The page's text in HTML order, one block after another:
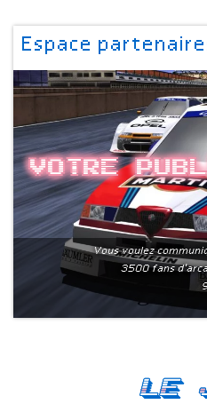
Espace
Votre
Vous voulez
3500 fans
Le